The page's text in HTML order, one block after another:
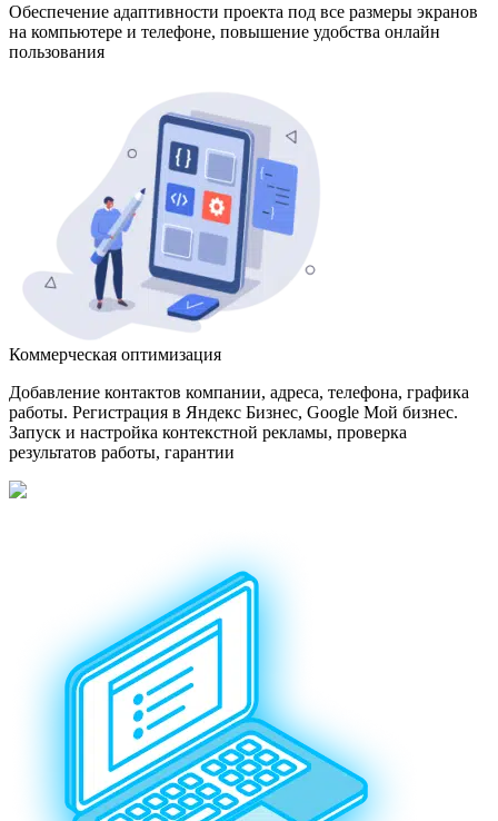
Обеспечение адаптивности проекта под все размеры экранов
на компьютере и телефоне, повышение удобства онлайн
пользования
Коммерческая оптимизация
Добавление контактов компании, адреса, телефона, графика
работы. Регистрация в Яндекс Бизнес, Google Мой бизнес.
Запуск и настройка контекстной рекламы, проверка
результатов работы, гарантии